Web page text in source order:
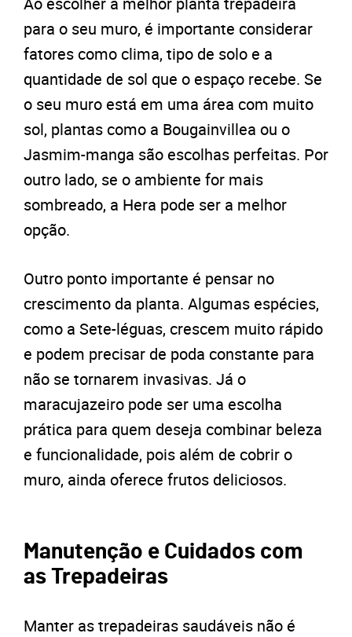
para o seu muro, é importante considerar
fatores como clima, tipo de solo e a
quantidade de sol que o espaço recebe. Se
o seu muro está em uma área com muito
sol, plantas como a Bougainvillea ou o
Jasmim-manga são escolhas perfeitas. Por
outro lado, se o ambiente for mais
sombreado, a Hera pode ser a melhor
opção.
Outro ponto importante é pensar no
crescimento da planta. Algumas espécies,
como a Sete-léguas, crescem muito rápido
e podem precisar de poda constante para
não se tornarem invasivas. Já o
maracujazeiro pode ser uma escolha
prática para quem deseja combinar beleza
e funcionalidade, pois além de cobrir o
muro, ainda oferece frutos deliciosos.
Manutenção e Cuidados com
as Trepadeiras
Manter as trepadeiras saudáveis não é